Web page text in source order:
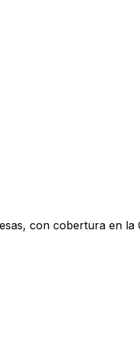
con cobertura en la